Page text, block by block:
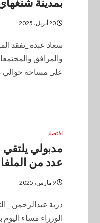
بمدينة
20 أبريل، 2025
سعاد عبده _تفقد
والمرافق
على مساحة حوالي
اقتصاد
مدبولي
عدد من
9 مارس، 2025
درية عبدالرحمن _
الوزراء مساء